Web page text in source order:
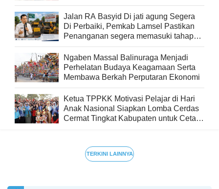
yang memperkaya keberagaman
Jalan RA Basyid Di jati agung Segera
Di Perbaiki, Pemkab Lamsel Pastikan
Penanganan segera memasuki tahap
pelaksanaan
Ngaben Massal Balinuraga Menjadi
Perhelatan Budaya Keagamaan Serta
Membawa Berkah Perputaran Ekonomi
Ketua TPPKK Motivasi Pelajar di Hari
Anak Nasional Siapkan Lomba Cerdas
Cermat Tingkat Kabupaten untuk Cetak
TERKINI LAINNYA